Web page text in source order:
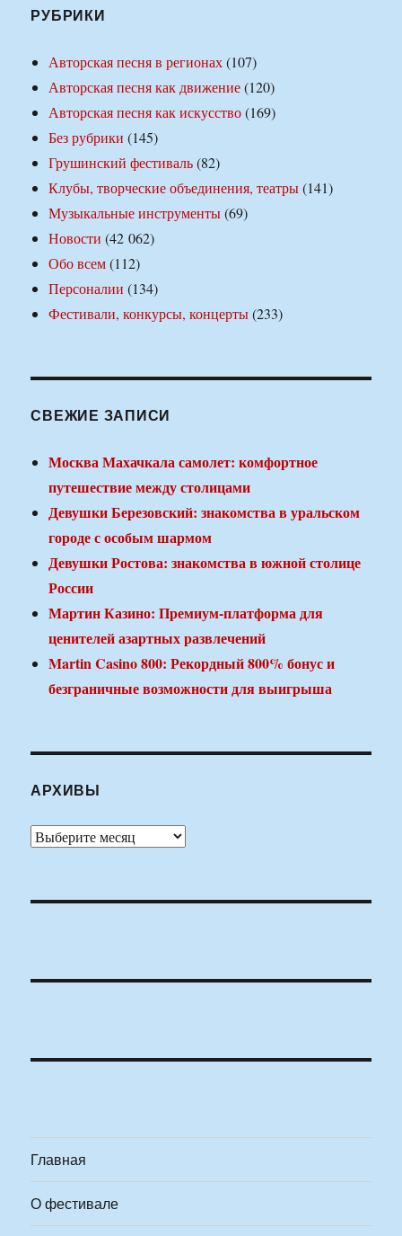
РУБРИКИ
Авторская песня в регионах(107)
Авторская песня как движение(120)
Авторская песня как искусство(169)
Без рубрики (145)
Грушинский фестиваль(82)
Клубы, творческие объединения, театры(141)
Музыкальные инструменты(69)
Новости (42 062)
Обо всем(112)
Персоналии (134)
Фестивали, конкурсы, концерты(233)
СВЕЖИЕ ЗАПИСИ
Москва Махачкала самолет: комфортное
путешествие между столицами
Девушки Березовский: знакомства в уральском
городе с особым шармом
Девушки Ростова: знакомства в южной столице
России
Мартин Казино: Премиум-платформа для
ценителей азартных развлечений
Martin Casino 800: Рекордный 800% бонус и
безграничные возможности для выигрыша
АРХИВЫ
Архивы
Главная
О фестивале